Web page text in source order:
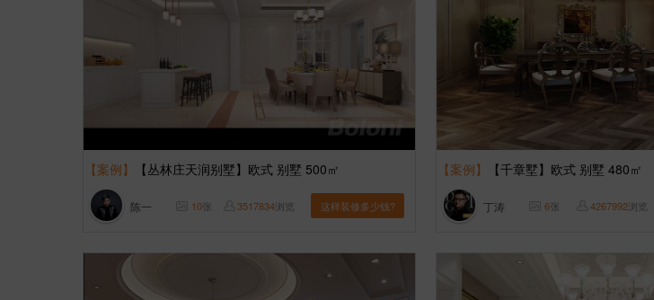
【案例】 【丛林庄天润别墅】欧式 别墅 500㎡
陈一 10张 3517834浏览 这样装修多少钱?
【案例】 【千章墅】欧式 别墅 480㎡
丁涛 6张 4267992浏览